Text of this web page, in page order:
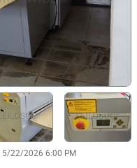
5/22/2026 6:00 PM